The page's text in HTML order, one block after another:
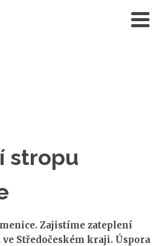
stropu
Zajistíme zateplení
Středočeském kraji. Úspora